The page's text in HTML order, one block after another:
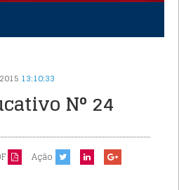
13:10:33
N° 24
Ação